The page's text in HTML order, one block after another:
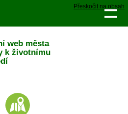
Přeskočit na obsah
web města
k životnímu